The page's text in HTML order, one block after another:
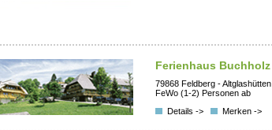
Ferienhaus Buchholz
79868 Feldberg - Altglashütten
FeWo (1-2) Personen ab
Details ->
Merken ->